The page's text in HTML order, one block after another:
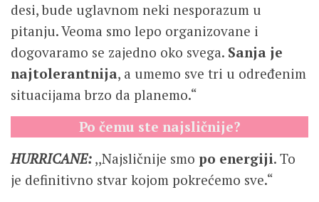
desi, bude uglavnom neki nesporazum u
pitanju. Veoma smo lepo organizovane i
dogovaramo se zajedno oko svega. Sanja je
najtolerantnija, a umemo sve tri u određenim
situacijama brzo da planemo.“
Po čemu ste najsličnije?
HURRICANE: ,,Najsličnije smo po energiji. To
je definitivno stvar kojom pokrećemo sve.“